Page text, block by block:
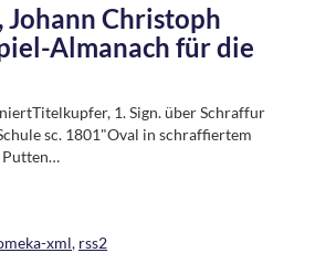
Johann Christoph
Almanach für die
1. Sign. über Schraffur
sc. 1801"Oval in schraffiertem
Putten…
xml, rss2